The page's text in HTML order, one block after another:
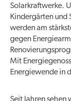
Solarkraftwerke.
Kindergärten und
werden am
gegen
Mit
Energiewende in